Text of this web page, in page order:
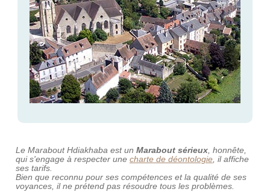
Le Marabout Hdiakhaba est un Marabout sérieux, honnête,
qui s'engage à respecter une charte de déontologie, il affiche
ses tarifs.
Bien que reconnu pour ses compétences et la qualité de ses
voyances, il ne prétend pas résoudre tous les problèmes.